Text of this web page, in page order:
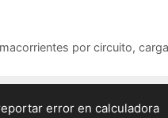
por circuito,
error en calculadora